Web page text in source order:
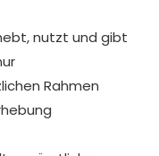
nutzt und gibt
Rahmen